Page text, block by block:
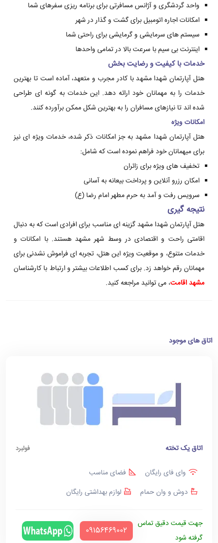
واحد گردشگری و آژانس مسافرتی برای برنامه ریزی سفرهای شما
امکانات اجاره اتومبیل برای گشت و گذار در شهر
سیستم های سرمایشی و گرمایشی برای راحتی شما
اینترنت بی سیم با سرعت بالا در تمامی واحدها
خدمات با کیفیت و رضایت بخش
هتل آپارتمان شهدا مشهد با کادر مجرب و متعهد، آماده است تا بهترین
خدمات را به مهمانان خود ارائه دهد. این خدمات به گونه ای طراحی
شده اند تا نیازهای مسافران را به بهترین شکل ممکن برآورده کنند.
امکانات ویژه
هتل آپارتمان شهدا مشهد به جز امکانات ذکر شده، خدمات ویژه ای نیز
برای میهمانان خود فراهم نموده است که شامل:
تخفیف های ویژه برای زائران
امکان رزرو آنلاین و پرداخت بیعانه به آسانی
سرویس رفت و آمد به حرم مطهر امام رضا (ع)
نتیجه گیری
هتل آپارتمان شهدا مشهد گزینه ای مناسب برای افرادی است که به دنبال
اقامتی راحت و اقتصادی در وسط شهر مشهد هستند. با امکانات و
خدمات متنوع، و موقعیت ویژه این هتل، تجربه ای فراموش نشدنی برای
مهمانان رقم خواهد زد. برای کسب اطلاعات بیشتر و ارتباط با کارشناسان
مشهد اقامت، می توانید مراجعه کنید.
اتاق های موجود
اتاق یک تخته فولبرد
وای فای رایگان
فضای مناسب
دوش و وان حمام
لوازم بهداشتی رایگان
جهت قیمت دقیق تماس
گرفته شود
‪09156469002‬